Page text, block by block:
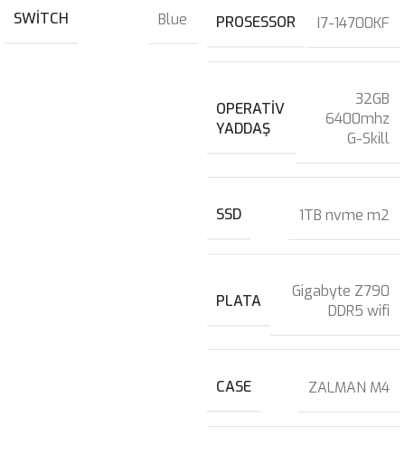
SWITCH Blue PROSESSOR I7-14700KF
OPERATIV
YADDAŞ
32GB
6400mhz
G-Skill
SSD 1TB nvme m2
PLATA
Gigabyte Z790
DDR5 wifi
CASE ZALMAN M4